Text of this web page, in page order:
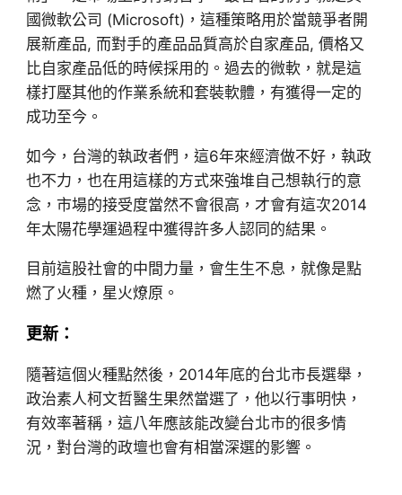
國微軟公司 (Microsoft)，這種策略用於當競爭者開
展新產品, 而對手的產品品質高於自家產品, 價格又
比自家產品低的時候採用的。過去的微軟，就是這
樣打壓其他的作業系統和套裝軟體，有獲得一定的
成功至今。
如今，台灣的執政者們，這6年來經濟做不好，執政
也不力，也在用這樣的方式來強堆自己想執行的意
念，市場的接受度當然不會很高，才會有這次2014
年太陽花學運過程中獲得許多人認同的結果。
目前這股社會的中間力量，會生生不息，就像是點
燃了火種，星火燎原。
更新：
隨著這個火種點然後，2014年底的台北市長選舉，
政治素人柯文哲醫生果然當選了，他以行事明快，
有效率著稱，這八年應該能改變台北市的很多情
況，對台灣的政壇也會有相當深選的影響。